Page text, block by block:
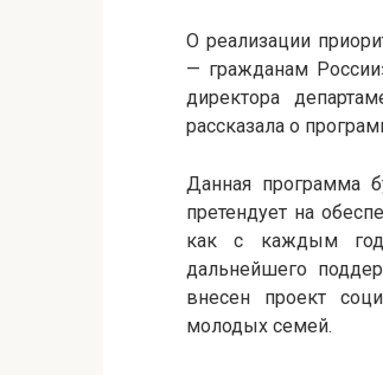
О реализации
— гражданам
директора
рассказала о
Данная программа
претендует на
как с каждым
дальнейшего
внесен проект
молодых семей.